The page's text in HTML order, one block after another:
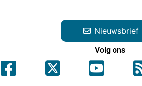
Nieuwsbrief
Volg ons